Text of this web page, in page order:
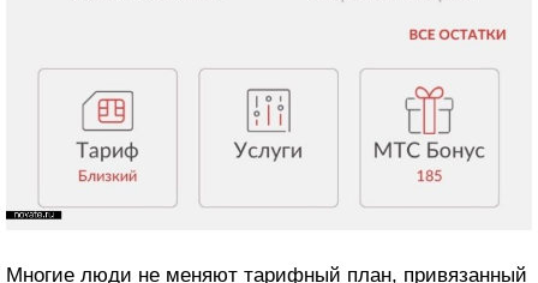
Многие люди не меняют тарифный план, привязанный